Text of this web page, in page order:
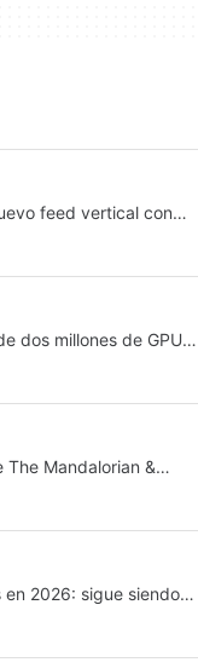
feed vertical con
dos millones de GPU
Mandalorian &
en 2026: sigue siendo